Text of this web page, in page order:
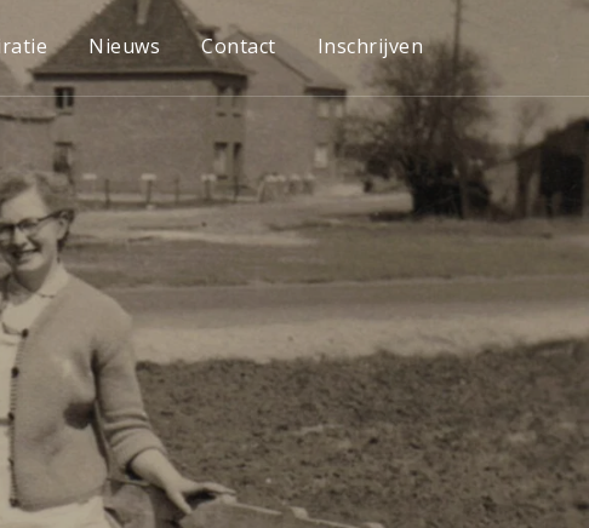
Nieuws Contact Inschrijven